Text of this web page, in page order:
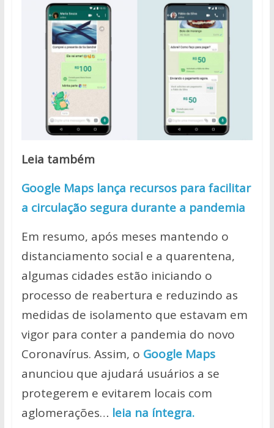
Leia também
Google Maps lança recursos para facilitar
a circulação segura durante a pandemia
Em resumo, após meses mantendo o
distanciamento social e a quarentena,
algumas cidades estão iniciando o
processo de reabertura e reduzindo as
medidas de isolamento que estavam em
vigor para conter a pandemia do novo
Coronavírus. Assim, o Google Maps
anunciou que ajudará usuários a se
protegerem e evitarem locais com
aglomerações… leia na íntegra.